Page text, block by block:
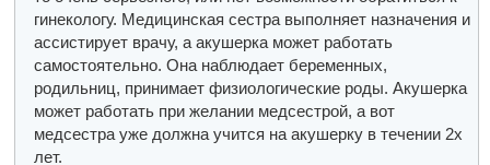
гинекологу. Медицинская сестра выполняет назначения и
ассистирует врачу, а акушерка может работать
самостоятельно. Она наблюдает беременных,
родильниц, принимает физиологические роды. Акушерка
может работать при желании медсестрой, а вот
медсестра уже должна учится на акушерку в течении 2х
лет.